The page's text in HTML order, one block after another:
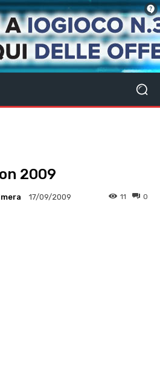
2009
17/09/2009 0
11